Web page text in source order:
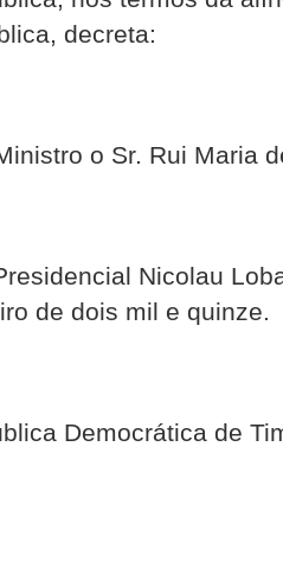
decreta:
o Sr. Rui Maria
Nicolau
de dois mil e quinze.
Democrática de